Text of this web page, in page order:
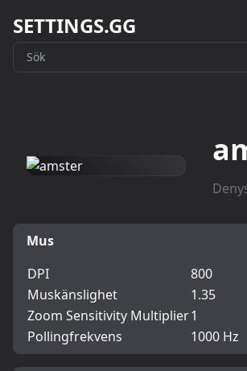
SETTINGS.GG
Mus
DPI
800
Muskänslighet
1.35
Zoom Sensitivity Multiplier1
Pollingfrekvens
1000 Hz